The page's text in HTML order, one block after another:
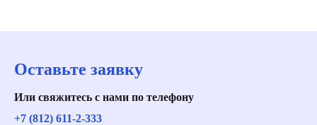
Оставьте заявку
Или свяжитесь с нами по телефону
+7 (812) 611-2-333